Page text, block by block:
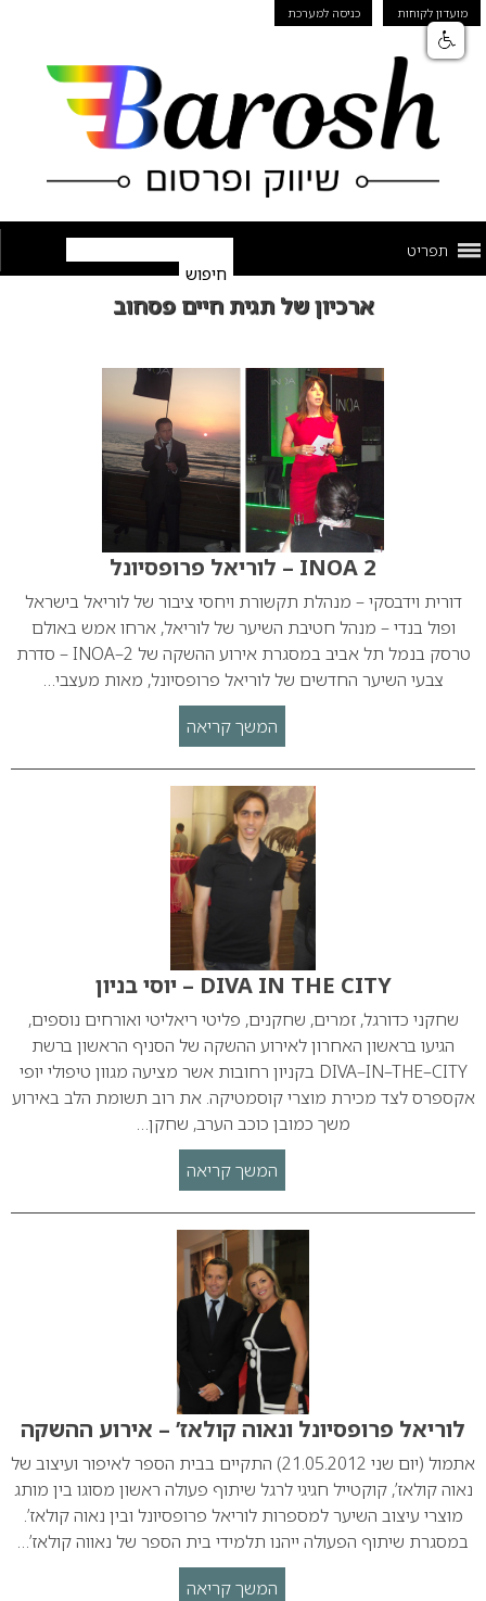
מועדון לקוחות כניסה למערכת
תפריט
ארכיון של תגית חיים פסחוב
INOA 2 – לוריאל פרופסיונל
דורית וידבסקי – מנהלת תקשורת ויחסי ציבור של לוריאל בישראל
ופול בנדי – מנהל חטיבת השיער של לוריאל, ארחו אמש באולם
טרסק בנמל תל אביב במסגרת אירוע ההשקה של INOA–2 – סדרת
צבעי השיער החדשים של לוריאל פרופסיונל, מאות מעצבי…
המשך קריאה
DIVA IN THE CITY – יוסי בניון
שחקני כדורגל, זמרים, שחקנים, פליטי ריאליטי ואורחים נוספים,
הגיעו בראשון האחרון לאירוע ההשקה של הסניף הראשון ברשת
DIVA–IN–THE–CITY בקניון רחובות אשר מציעה מגוון טיפולי יופי
אקספרס לצד מכירת מוצרי קוסמטיקה. את רוב תשומת הלב באירוע
משך כמובן כוכב הערב, שחקן…
המשך קריאה
לוריאל פרופסיונל ונאוה קולאז’ – אירוע ההשקה
אתמול (יום שני 21.05.2012) התקיים בבית הספר לאיפור ועיצוב של
נאוה קולאז’, קוקטייל חגיגי לרגל שיתוף פעולה ראשון מסוגו בין מותג
מוצרי עיצוב השיער למספרות לוריאל פרופסיונל ובין נאוה קולאז’.
במסגרת שיתוף הפעולה ייהנו תלמידי בית הספר של נאווה קולאז’…
המשך קריאה